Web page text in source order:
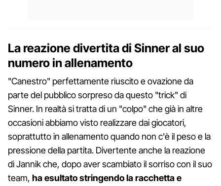
La reazione divertita di Sinner al suo
numero in allenamento
"Canestro" perfettamente riuscito e ovazione da
parte del pubblico sorpreso da questo "trick" di
Sinner. In realtà si tratta di un "colpo" che già in altre
occasioni abbiamo visto realizzare dai giocatori,
soprattutto in allenamento quando non c'è il peso e la
pressione della partita. Divertente anche la reazione
di Jannik che, dopo aver scambiato il sorriso con il suo
team, ha esultato stringendo la racchetta e